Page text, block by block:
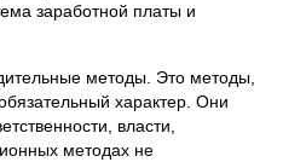
заработной платы и
методы. Это методы,
характер. Они
власти,
методах не